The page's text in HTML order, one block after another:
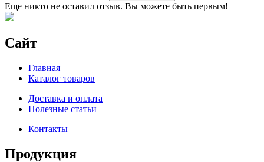
Еще никто не оставил отзыв. Вы можете быть первым!
Сайт
Главная
Каталог товаров
Доставка и оплата
Полезные статьи
Контакты
Продукция